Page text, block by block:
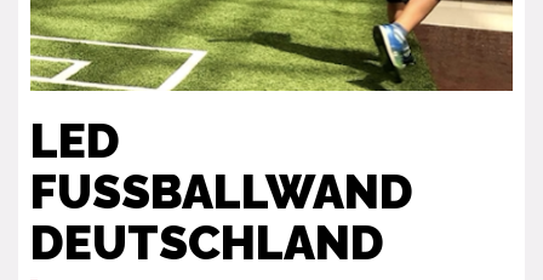
LED
FUSSBALLWAND D
EUTSCHLAND